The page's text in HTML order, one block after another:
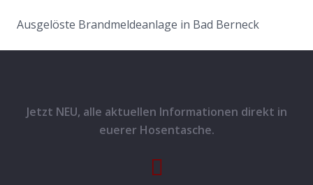
Ausgelöste Brandmeldeanlage in Bad Berneck
Jetzt NEU, alle aktuellen Informationen direkt in
euerer Hosentasche.